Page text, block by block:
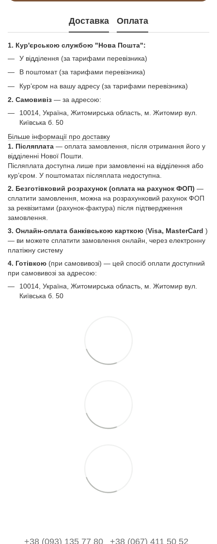
Доставка Оплата
1. Кур'єрською службою "Нова Пошта":
У відділення (за тарифами перевізника)
В поштомат (за тарифами перевізника)
Кур’єром на вашу адресу (за тарифами перевізника)
2. Самовивіз — за адресою:
10014, Україна, Житомирська область, м. Житомир вул.
Київська б. 50
Більше інформації про доставку
1. Післяплата — оплата замовлення, після отримання його у
відділенні Нової Пошти.
Післяплата доступна лише при замовленні на відділення або
кур’єром. У поштоматах післяплата недоступна.
2. Безготівковий розрахунок (оплата на рахунок ФОП) —
сплатити замовлення, можна на розрахунковий рахунок ФОП
за реквізитами (рахунок-фактура) після підтвердження
замовлення.
3. Онлайн-оплата банківською карткою (Visa, MasterCard )
— ви можете сплатити замовлення онлайн, через електронну
платіжну систему
4. Готівкою (при самовивозі) — цей спосіб оплати доступний
при самовивозі за адресою:
10014, Україна, Житомирська область, м. Житомир вул.
Київська б. 50
+38 (093) 135 77 80 +38 (067) 411 50 52